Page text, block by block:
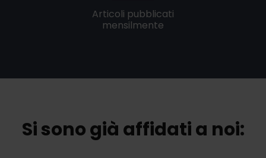
Articoli pubblicati
mensilmente
Si sono già affidati a noi: